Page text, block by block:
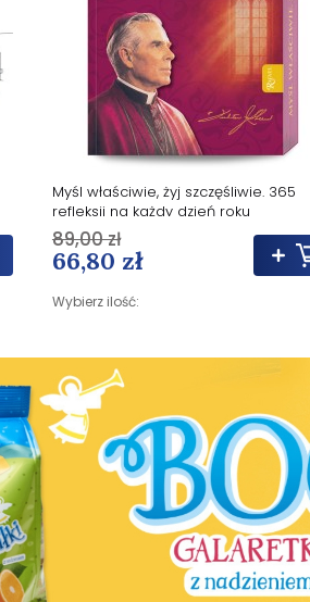
Myśl właściwie, żyj szczęśliwie. 365
refleksji na każdy dzień roku
66,80 zł
Wybierz ilość:
89,00 zł